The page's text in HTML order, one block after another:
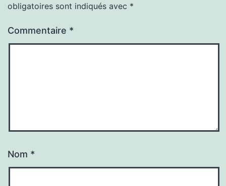
obligatoires sont indiqués avec *
Commentaire *
Nom *